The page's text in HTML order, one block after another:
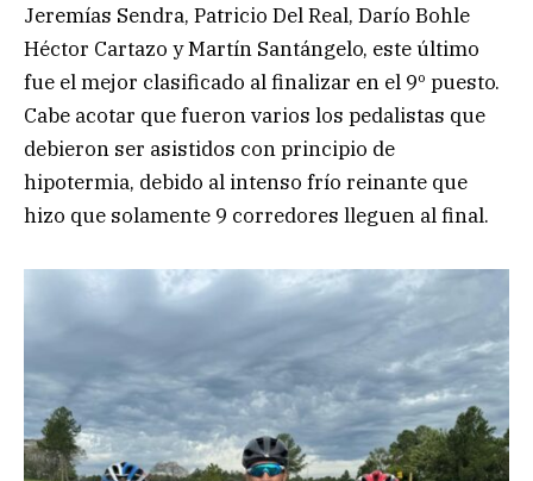
Jeremías Sendra, Patricio Del Real, Darío Bohle
Héctor Cartazo y Martín Santángelo, este último
fue el mejor clasificado al finalizar en el 9º puesto.
Cabe acotar que fueron varios los pedalistas que
debieron ser asistidos con principio de
hipotermia, debido al intenso frío reinante que
hizo que solamente 9 corredores lleguen al final.